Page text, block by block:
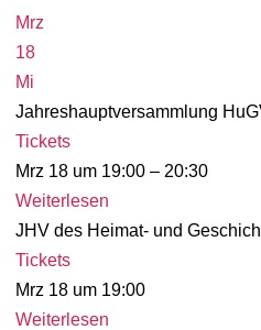
Mrz
18
Mi
Jahreshauptversammlung
Tickets
Mrz 18 um 19:00 – 20:30
Weiterlesen
JHV des Heimat- und
Tickets
Mrz 18 um 19:00
Weiterlesen